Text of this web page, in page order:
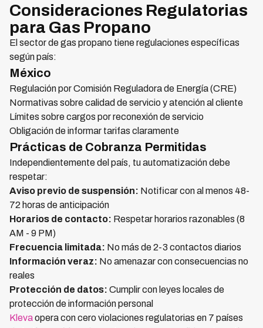
Consideraciones Regulatorias
para Gas Propano
El sector de gas propano tiene regulaciones específicas
según país:
México
Regulación por Comisión Reguladora de Energía (CRE)
Normativas sobre calidad de servicio y atención al cliente
Límites sobre cargos por reconexión de servicio
Obligación de informar tarifas claramente
Prácticas de Cobranza Permitidas
Independientemente del país, tu automatización debe
respetar:
Aviso previo de suspensión: Notificar con al menos 48-
72 horas de anticipación
Horarios de contacto: Respetar horarios razonables (8
AM - 9 PM)
Frecuencia limitada: No más de 2-3 contactos diarios
Información veraz: No amenazar con consecuencias no
reales
Protección de datos: Cumplir con leyes locales de
protección de información personal
Klevaopera con cero violaciones regulatorias en 7 países